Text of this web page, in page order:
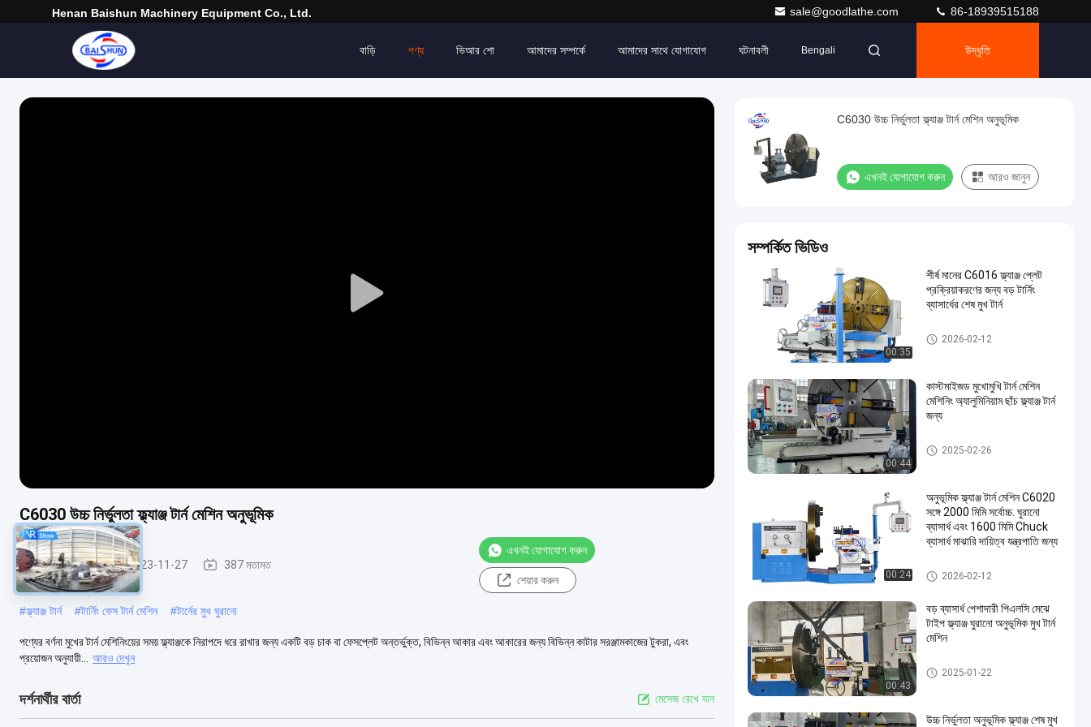
Henan Baishun Machinery Equipment Co., Ltd. sale@goodlathe.com 86-18939515188
বাড়ি পণ্য ভিআর শো আমাদের সম্পর্কে আমাদের সাথে যোগাযোগ ঘটনাবলী Bengali উদ্ধৃতি
Play
C6030 উচ্চ নির্ভুলতা ফ্ল্যাঞ্জ টার্ন মেশিন অনুভূমিক
ফেস লেদ মেশিন 2023-11-27 387 মতামত
এখনই যোগাযোগ করুন
শেয়ার করুন
#ফ্ল্যাঞ্জ টার্ন #টার্নিং ফেস টার্ন মেশিন #টার্নের মুখ ঘুরানো
পণ্যের বর্ণনা মুখের টার্ন মেশিনিংয়ের সময় ফ্ল্যাঞ্জকে নিরাপদে ধরে রাখার জন্য একটি বড় চাক বা ফেসপ্লেট অন্তর্ভুক্ত, বিভিন্ন আকার এবং আকারের জন্য বিভিন্ন কাটার সরঞ্জামকাজের টুকরা, এবং
প্রয়োজন অনুযায়ী...
আরও দেখুন
দর্শনার্থীর বার্তা মেসেজ রেখে যান
C6030 উচ্চ নির্ভুলতা ফ্ল্যাঞ্জ টার্ন মেশিন অনুভূমিক
এখনই যোগাযোগ করুন আরও জানুন
সম্পর্কিত ভিডিও
00:35
শীর্ষ মানের C6016 ফ্ল্যাঞ্জ প্লেট
প্রক্রিয়াকরণের জন্য বড় টার্নিং
ব্যাসার্ধের শেষ মুখ টার্ন
ফেস লেদ মেশিন
2026-02-12
00:44
কাস্টমাইজড মুখোমুখি টার্ন মেশিন
মেশিনিং অ্যালুমিনিয়াম ছাঁচ ফ্ল্যাঞ্জ টার্ন
জন্য
ফেস লেদ মেশিন
2025-02-26
00:24
অনুভূমিক ফ্ল্যাঞ্জ টার্ন মেশিন C6020
সঙ্গে 2000 মিমি সর্বোচ্চ. ঘুরানো
ব্যাসার্ধ এবং 1600 মিমি Chuck
ব্যাসার্ধ মাঝারি দায়িত্ব যন্ত্রপাতি জন্য
ফেস লেদ মেশিন
2026-02-12
00:43
বড় ব্যাসার্ধ পেশাদারী পিএলসি মেঝে
টাইপ ফ্ল্যাঞ্জ ঘুরানো অনুভূমিক মুখ টার্ন
মেশিন
ফেস লেদ মেশিন
2025-01-22
উচ্চ নির্ভুলতা অনুভূমিক ফ্ল্যাঞ্জ শেষ মুখ